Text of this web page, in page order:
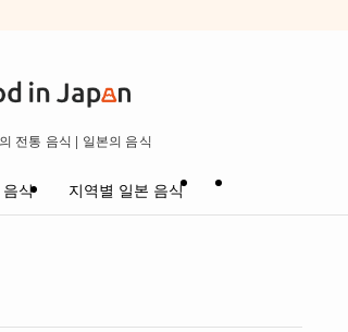
전통 음식 | 일본의 음식
식 지역별 일본 음식